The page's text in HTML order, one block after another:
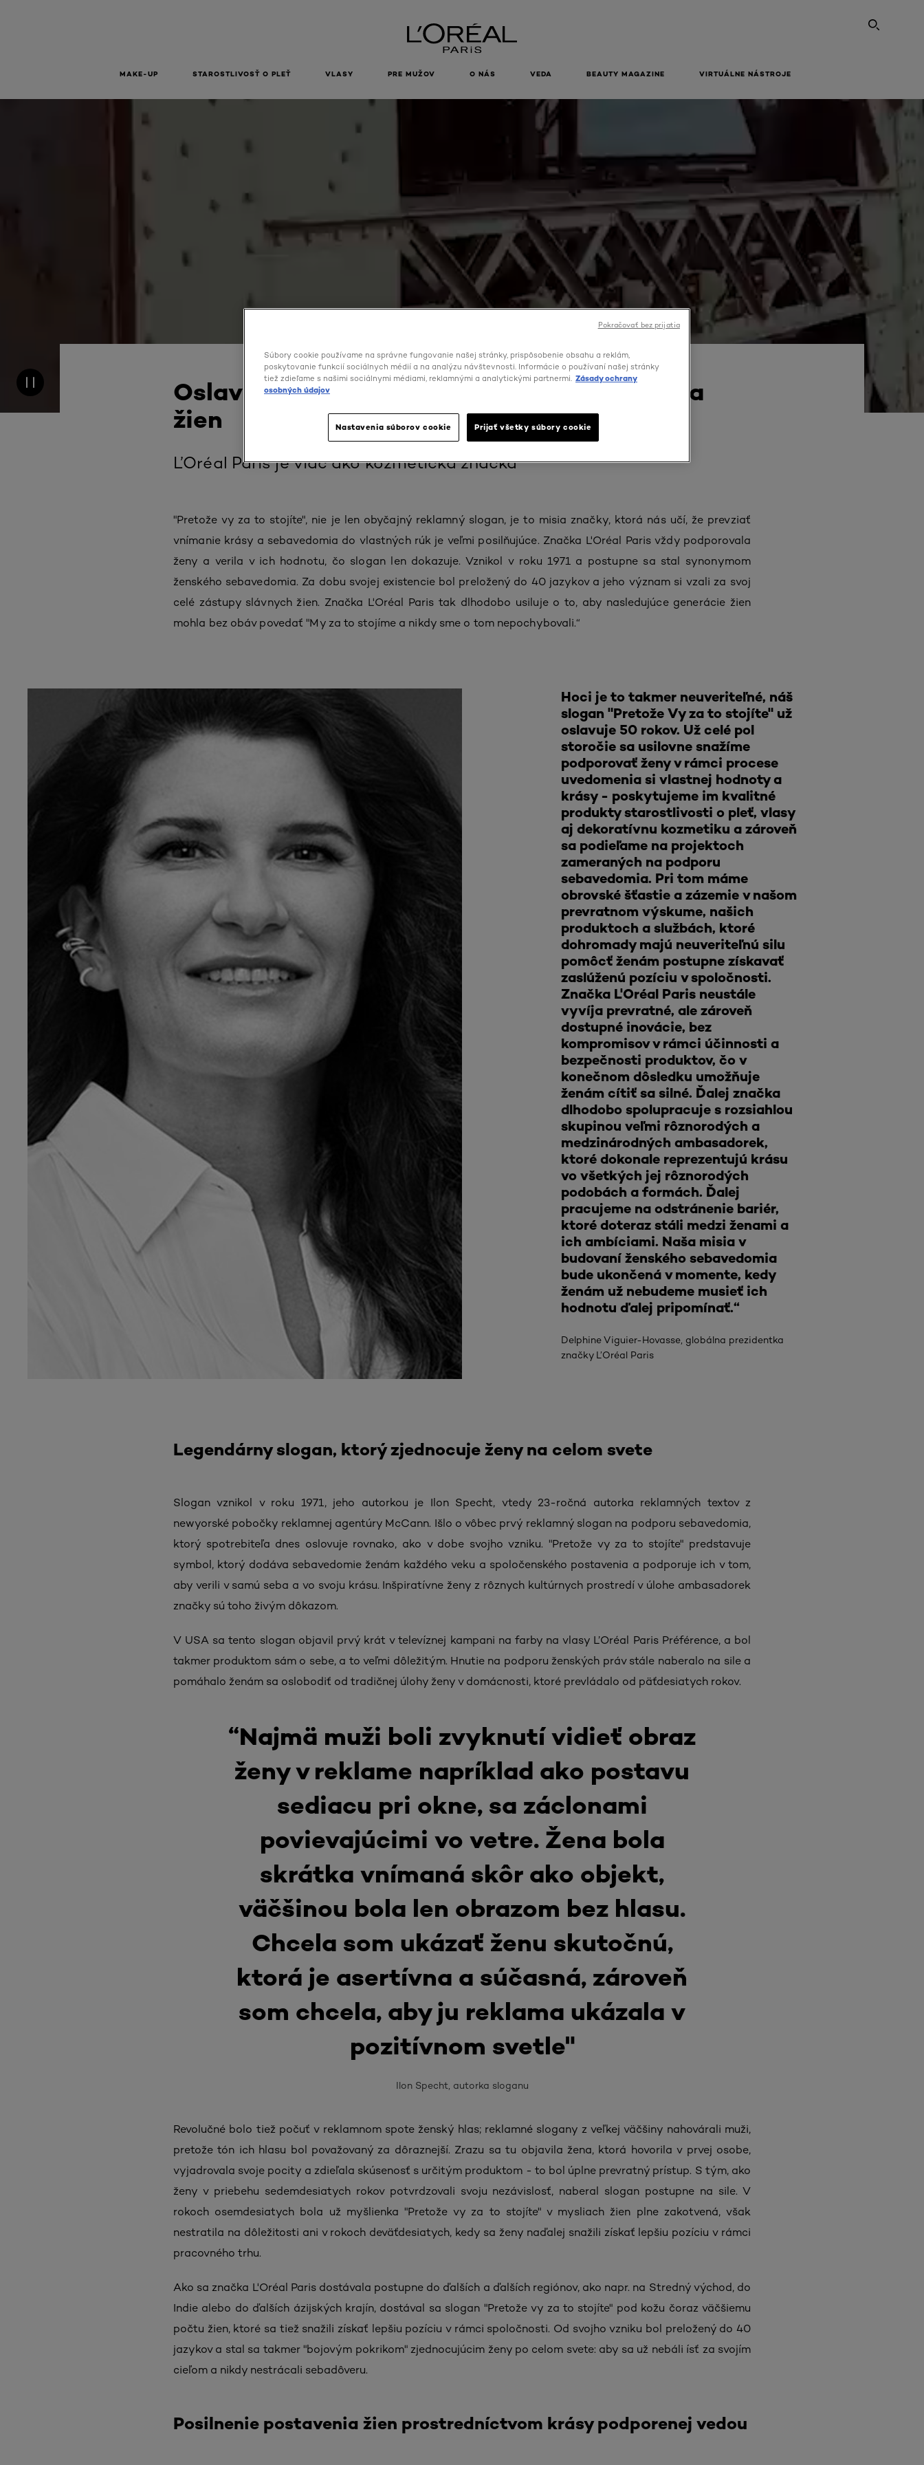
MAKE-UP STAROSTLIVOSŤ O PLEŤ VLASY PRE MUŽOV O NÁS VEDA BEAUTY MAGAZINE VIRTUÁLNE NÁSTROJE
Oslavujeme 50 rokov podpory sebavedomia
žien
L’Oréal Paris je viac ako kozmetická značka
"Pretože vy za to stojíte", nie je len obyčajný reklamný slogan, je to misia značky, ktorá nás učí, že prevziať
vnímanie krásy a sebavedomia do vlastných rúk je veľmi posilňujúce. Značka L'Oréal Paris vždy podporovala
ženy a verila v ich hodnotu, čo slogan len dokazuje. Vznikol v roku 1971 a postupne sa stal synonymom
ženského sebavedomia. Za dobu svojej existencie bol preložený do 40 jazykov a jeho význam si vzali za svoj
celé zástupy slávnych žien. Značka L'Oréal Paris tak dlhodobo usiluje o to, aby nasledujúce generácie žien
mohla bez obáv povedať "My za to stojíme a nikdy sme o tom nepochybovali.“
Hoci je to takmer neuveriteľné, náš
slogan "Pretože Vy za to stojíte" už
oslavuje 50 rokov. Už celé pol
storočie sa usilovne snažíme
podporovať ženy v rámci procese
uvedomenia si vlastnej hodnoty a
krásy - poskytujeme im kvalitné
produkty starostlivosti o pleť, vlasy
aj dekoratívnu kozmetiku a zároveň
sa podieľame na projektoch
zameraných na podporu
sebavedomia. Pri tom máme
obrovské šťastie a zázemie v našom
prevratnom výskume, našich
produktoch a službách, ktoré
dohromady majú neuveriteľnú silu
pomôcť ženám postupne získavať
zaslúženú pozíciu v spoločnosti.
Značka L'Oréal Paris neustále
vyvíja prevratné, ale zároveň
dostupné inovácie, bez
kompromisov v rámci účinnosti a
bezpečnosti produktov, čo v
konečnom dôsledku umožňuje
ženám cítiť sa silné. Ďalej značka
dlhodobo spolupracuje s rozsiahlou
skupinou veľmi rôznorodých a
medzinárodných ambasadorek,
ktoré dokonale reprezentujú krásu
vo všetkých jej rôznorodých
podobách a formách. Ďalej
pracujeme na odstránenie bariér,
ktoré doteraz stáli medzi ženami a
ich ambíciami. Naša misia v
budovaní ženského sebavedomia
bude ukončená v momente, kedy
ženám už nebudeme musieť ich
hodnotu ďalej pripomínať.“
Delphine Viguier-Hovasse, globálna prezidentka
značky L’Oréal Paris
Legendárny slogan, ktorý zjednocuje ženy na celom svete
Slogan vznikol v roku 1971, jeho autorkou je Ilon Specht, vtedy 23-ročná autorka reklamných textov z
newyorské pobočky reklamnej agentúry McCann. Išlo o vôbec prvý reklamný slogan na podporu sebavedomia,
ktorý spotrebiteľa dnes oslovuje rovnako, ako v dobe svojho vzniku. "Pretože vy za to stojíte" predstavuje
symbol, ktorý dodáva sebavedomie ženám každého veku a spoločenského postavenia a podporuje ich v tom,
aby verili v samú seba a vo svoju krásu. Inšpiratívne ženy z rôznych kultúrnych prostredí v úlohe ambasadorek
značky sú toho živým dôkazom.
V USA sa tento slogan objavil prvý krát v televíznej kampani na farby na vlasy L’Oréal Paris Préférence, a bol
takmer produktom sám o sebe, a to veľmi dôležitým. Hnutie na podporu ženských práv stále naberalo na sile a
pomáhalo ženám sa oslobodiť od tradičnej úlohy ženy v domácnosti, ktoré prevládalo od päťdesiatych rokov.
“Najmä muži boli zvyknutí vidieť obraz
ženy v reklame napríklad ako postavu
sediacu pri okne, sa záclonami
povievajúcimi vo vetre. Žena bola
skrátka vnímaná skôr ako objekt,
väčšinou bola len obrazom bez hlasu.
Chcela som ukázať ženu skutočnú,
ktorá je asertívna a súčasná, zároveň
som chcela, aby ju reklama ukázala v
pozitívnom svetle"
Ilon Specht, autorka sloganu
Revolučné bolo tiež počuť v reklamnom spote ženský hlas; reklamné slogany z veľkej väčšiny nahovárali muži,
pretože tón ich hlasu bol považovaný za dôraznejší. Zrazu sa tu objavila žena, ktorá hovorila v prvej osobe,
vyjadrovala svoje pocity a zdieľala skúsenosť s určitým produktom - to bol úplne prevratný prístup. S tým, ako
ženy v priebehu sedemdesiatych rokov potvrdzovali svoju nezávislosť, naberal slogan postupne na sile. V
rokoch osemdesiatych bola už myšlienka "Pretože vy za to stojíte" v mysliach žien plne zakotvená, však
nestratila na dôležitosti ani v rokoch deväťdesiatych, kedy sa ženy naďalej snažili získať lepšiu pozíciu v rámci
pracovného trhu.
Ako sa značka L'Oréal Paris dostávala postupne do ďalších a ďalších regiónov, ako napr. na Stredný východ, do
Indie alebo do ďalších ázijských krajín, dostával sa slogan "Pretože vy za to stojíte" pod kožu čoraz väčšiemu
počtu žien, ktoré sa tiež snažili získať lepšiu pozíciu v rámci spoločnosti. Od svojho vzniku bol preložený do 40
jazykov a stal sa takmer "bojovým pokrikom" zjednocujúcim ženy po celom svete: aby sa už nebáli ísť za svojím
cieľom a nikdy nestrácali sebadôveru.
Posilnenie postavenia žien prostredníctvom krásy podporenej vedou
Súbory cookie používame na správne fungovanie našej stránky, prispôsobenie obsahu a reklám,
poskytovanie funkcií sociálnych médií a na analýzu návštevnosti. Informácie o používaní našej stránky
tiež zdieľame s našimi sociálnymi médiami, reklamnými a analytickými partnermi. Zásady ochrany
osobných údajov
Nastavenia súborov cookie Prijať všetky súbory cookie
Pokračovať bez prijatia